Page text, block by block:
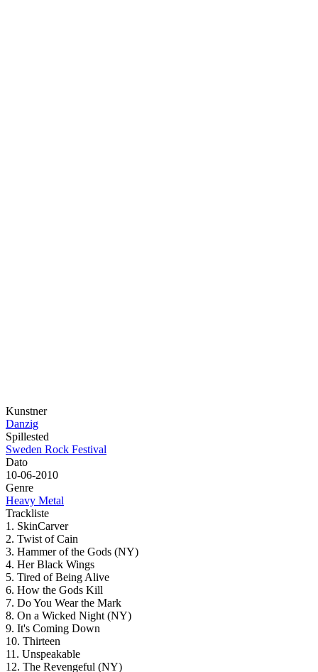
Kunstner
Danzig
Spillested
Sweden Rock Festival
Dato
10-06-2010
Genre
Heavy Metal
Trackliste
1. SkinCarver
2. Twist of Cain
3. Hammer of the Gods (NY)
4. Her Black Wings
5. Tired of Being Alive
6. How the Gods Kill
7. Do You Wear the Mark
8. On a Wicked Night (NY)
9. It's Coming Down
10. Thirteen
11. Unspeakable
12. The Revengeful (NY)